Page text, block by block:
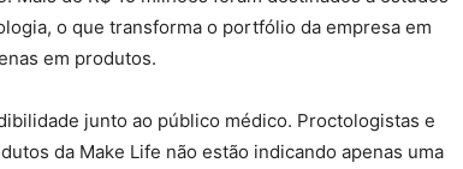
o que transforma o portfólio da empresa em
em produtos.
junto ao público médico. Proctologistas e
da Make Life não estão indicando apenas uma